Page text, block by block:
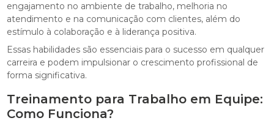
engajamento no ambiente de trabalho, melhoria no
atendimento e na comunicação com clientes, além do
estímulo à colaboração e à liderança positiva.
Essas habilidades são essenciais para o sucesso em qualquer
carreira e podem impulsionar o crescimento profissional de
forma significativa.
Treinamento para Trabalho em Equipe:
Como Funciona?